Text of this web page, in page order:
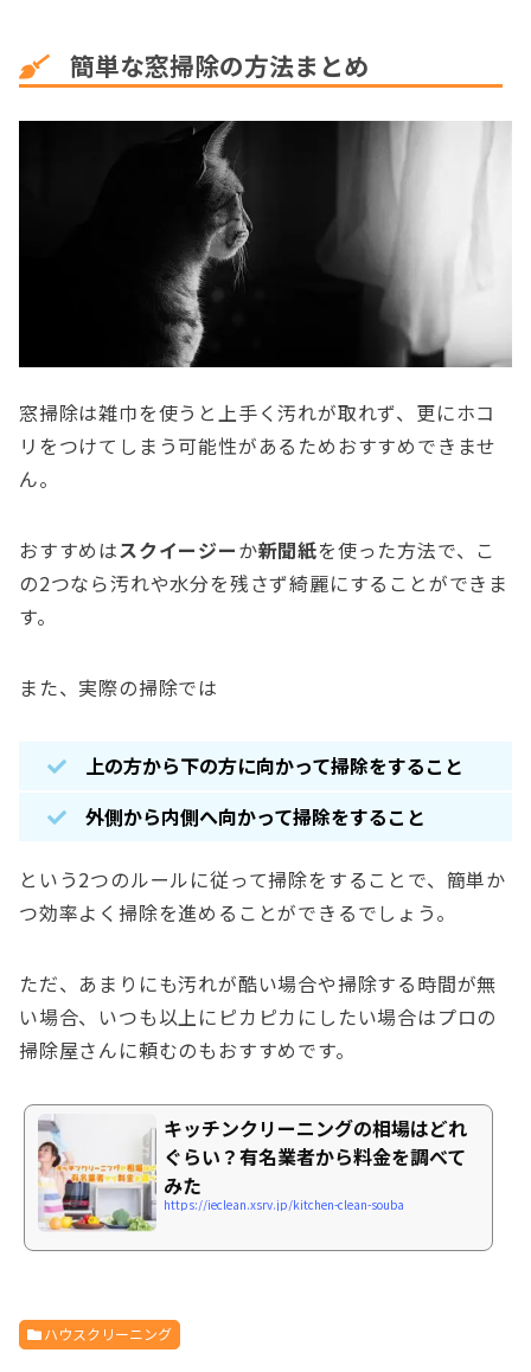
簡単な窓掃除の方法まとめ
窓掃除は雑巾を使うと上手く汚れが取れず、更にホコ
リをつけてしまう可能性があるためおすすめできませ
ん。
おすすめはスクイージーか新聞紙を使った方法で、こ
の2つなら汚れや水分を残さず綺麗にすることができま
す。
また、実際の掃除では
上の方から下の方に向かって掃除をすること
外側から内側へ向かって掃除をすること
という2つのルールに従って掃除をすることで、簡単か
つ効率よく掃除を進めることができるでしょう。
ただ、あまりにも汚れが酷い場合や掃除する時間が無
い場合、いつも以上にピカピカにしたい場合はプロの
掃除屋さんに頼むのもおすすめです。
キッチンクリーニングの相場はどれ
ぐらい？有名業者から料金を調べて
みた
https://ieclean.xsrv.jp/kitchen-clean-souba
ハウスクリーニング